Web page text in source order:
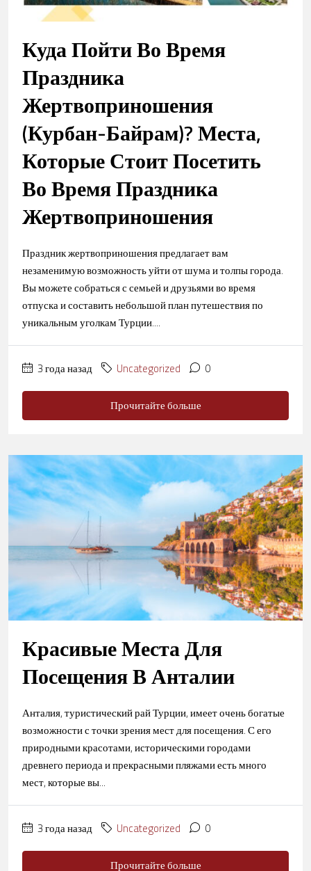
Куда Пойти Во Время
Праздника
Жертвоприношения
(Курбан-Байрам)? Места,
Которые Стоит Посетить
Во Время Праздника
Жертвоприношения
Праздник жертвоприношения предлагает вам
незаменимую возможность уйти от шума и толпы города.
Вы можете собраться с семьей и друзьями во время
отпуска и составить небольшой план путешествия по
уникальным уголкам Турции....
3 года назад Uncategorized
0
Прочитайте больше
Красивые Места Для
Посещения В Анталии
Анталия, туристический рай Турции, имеет очень богатые
возможности с точки зрения мест для посещения. С его
природными красотами, историческими городами
древнего периода и прекрасными пляжами есть много
мест, которые вы...
3 года назад Uncategorized
0
Прочитайте больше